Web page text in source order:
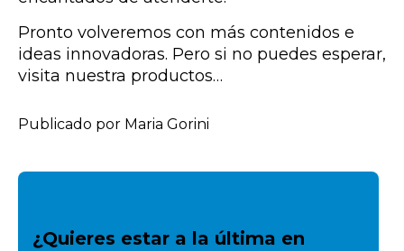
Pronto volveremos con más contenidos e
ideas innovadoras. Pero si no puedes esperar,
visita nuestra productos…
Publicado por Maria Gorini
¿Quieres estar a la última en